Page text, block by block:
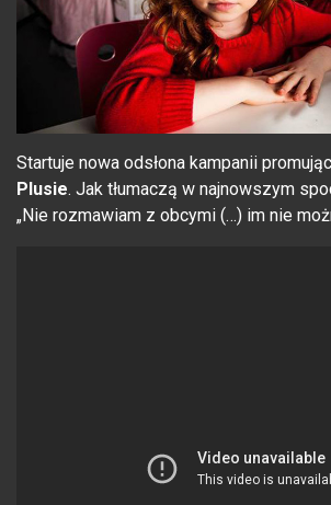
Startuje nowa odsłona kampanii
Plusie. Jak tłumaczą w najnowszym
„Nie rozmawiam z obcymi (…) im nie